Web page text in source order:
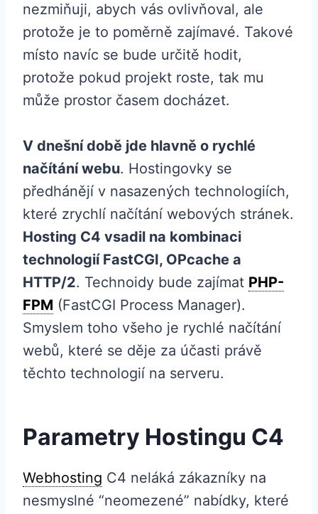
nezmiňuji, abych vás ovlivňoval, ale
protože je to poměrně zajímavé. Takové
místo navíc se bude určitě hodit,
protože pokud projekt roste, tak mu
může prostor časem docházet.
V dnešní době jde hlavně o rychlé
načítání webu. Hostingovky se
předhánějí v nasazených technologiích,
které zrychlí načítání webových stránek.
Hosting C4 vsadil na kombinaci
technologií FastCGI, OPcache a
HTTP/2. Technoidy bude zajímat PHP-
FPM (FastCGI Process Manager).
Smyslem toho všeho je rychlé načítání
webů, které se děje za účasti právě
těchto technologií na serveru.
Parametry Hostingu C4
Webhosting C4 neláká zákazníky na
nesmyslné “neomezené” nabídky, které